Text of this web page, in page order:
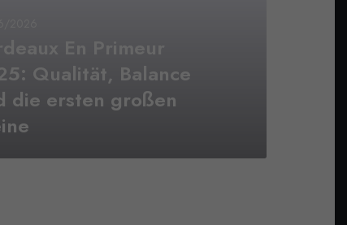
Qualität, Balance
die ersten großen